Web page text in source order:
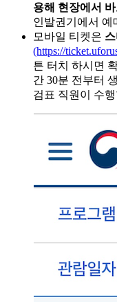
용해 현장에서
인발권기에서 예
모바일 티켓은
(https://
튼 터치 하시면
간 30분 전부터
검표 직원이 수